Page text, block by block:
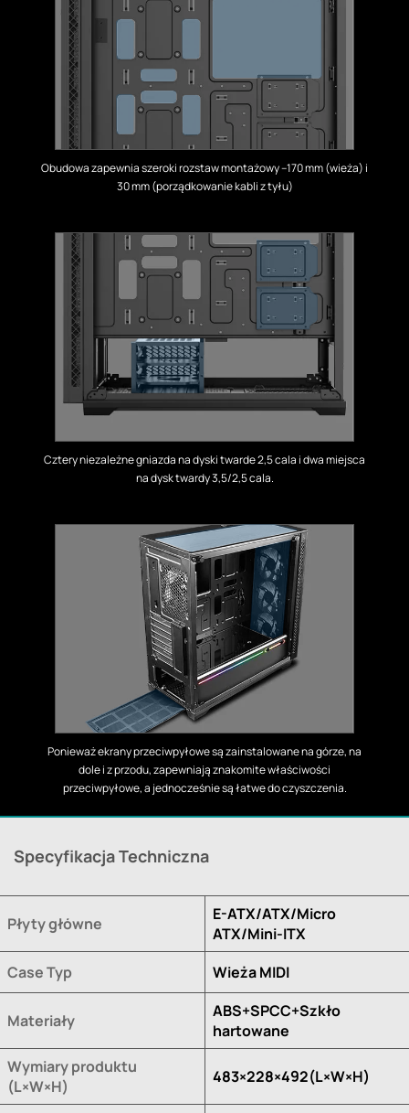
Obudowa zapewnia szeroki rozstaw montażowy –170 mm (wieża) i
30 mm (porządkowanie kabli z tyłu)
Cztery niezależne gniazda na dyski twarde 2,5 cala i dwa miejsca
na dysk twardy 3,5/2,5 cala.
Ponieważ ekrany przeciwpyłowe są zainstalowane na górze, na
dole i z przodu, zapewniają znakomite właściwości
przeciwpyłowe, a jednocześnie są łatwe do czyszczenia.
Specyfikacja Techniczna
Płyty główne
E-ATX/ATX/Micro
ATX/Mini-ITX
Case Typ
Wieża MIDI
Materiały
ABS+SPCC+Szkło
hartowane
Wymiary produktu
(L×W×H)
483×228×492(L×W×H)